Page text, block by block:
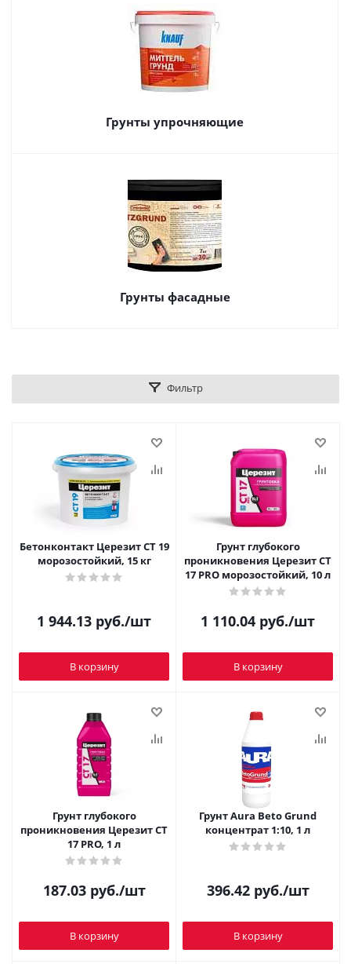
Грунты упрочняющие
Грунты фасадные
Фильтр
Бетонконтакт Церезит CT 19
морозостойкий, 15 кг
1 944.13 руб./шт
В корзину
Грунт глубокого
проникновения Церезит CT
17 PRO морозостойкий, 10 л
1 110.04 руб./шт
В корзину
Грунт глубокого
проникновения Церезит CT
17 PRO, 1 л
187.03руб./шт
В корзину
Грунт Aura Beto Grund
концентрат 1:10, 1 л
396.42руб./шт
В корзину